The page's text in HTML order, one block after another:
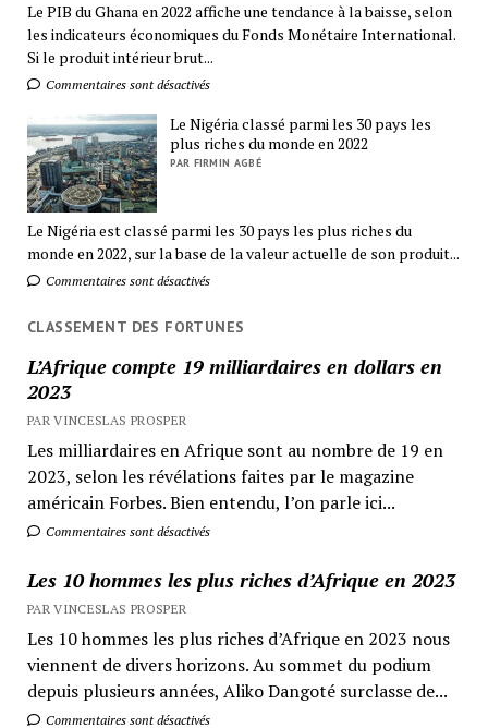
Le PIB du Ghana en 2022 affiche une tendance à la baisse, selon
les indicateurs économiques du Fonds Monétaire International.
Si le produit intérieur brut...
Commentaires sont désactivés
Le Nigéria classé parmi les 30 pays les
plus riches du monde en 2022
PAR FIRMIN AGBÉ
Le Nigéria est classé parmi les 30 pays les plus riches du
monde en 2022, sur la base de la valeur actuelle de son produit...
Commentaires sont désactivés
CLASSEMENT DES FORTUNES
L’Afrique compte 19 milliardaires en dollars en
2023
PAR VINCESLAS PROSPER
Les milliardaires en Afrique sont au nombre de 19 en
2023, selon les révélations faites par le magazine
américain Forbes. Bien entendu, l’on parle ici...
Commentaires sont désactivés
Les 10 hommes les plus riches d’Afrique en 2023
PAR VINCESLAS PROSPER
Les 10 hommes les plus riches d’Afrique en 2023 nous
viennent de divers horizons. Au sommet du podium
depuis plusieurs années, Aliko Dangoté surclasse de...
Commentaires sont désactivés